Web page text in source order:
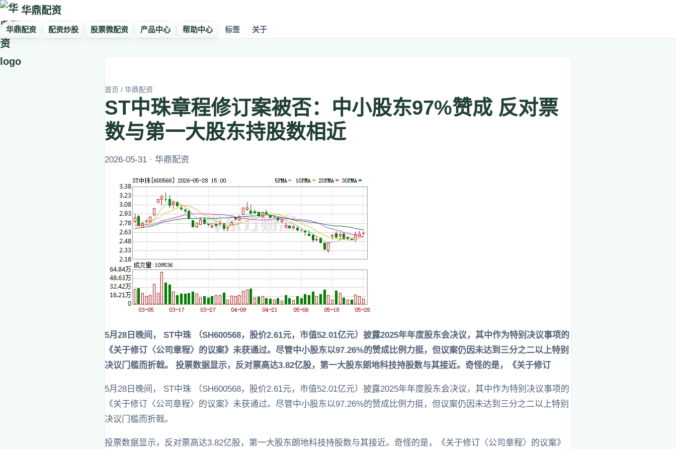
华鼎配资
华鼎配资 配资炒股 股票微配资 产品中心 帮助中心 标签 关于
首页 / 华鼎配资
ST中珠章程修订案被否：中小股东97%赞成 反对票
数与第一大股东持股数相近
2026-05-31 · 华鼎配资
5月28日晚间， ST中珠 （SH600568，股价2.61元，市值52.01亿元）披露2025年年度股东会决议，其中作为特别决议事项的
《关于修订〈公司章程〉的议案》未获通过。尽管中小股东以97.26%的赞成比例力挺，但议案仍因未达到三分之二以上特别
决议门槛而折戟。 投票数据显示，反对票高达3.82亿股，第一大股东朗地科技持股数与其接近。奇怪的是，《关于修订
5月28日晚间， ST中珠 （SH600568，股价2.61元，市值52.01亿元）披露2025年年度股东会决议，其中作为特别决议事项的
《关于修订〈公司章程〉的议案》未获通过。尽管中小股东以97.26%的赞成比例力挺，但议案仍因未达到三分之二以上特别
决议门槛而折戟。
投票数据显示，反对票高达3.82亿股，第一大股东朗地科技持股数与其接近。奇怪的是，《关于修订〈公司章程〉的议案》